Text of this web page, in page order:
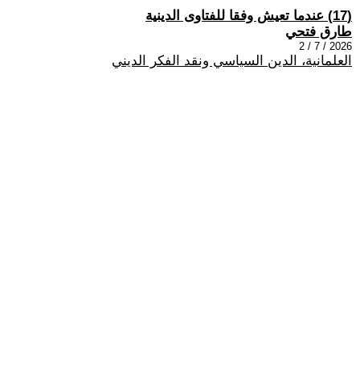
(17) عندما تعيش وفقا للفتاوى الدينية
طارق فتحي
2026 / 7 / 2
العلمانية، الدين السياسي ونقد الفكر الديني